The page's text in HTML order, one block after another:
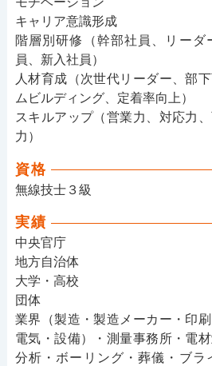
キャリア意識形成
階層別研修（幹部社員、リーダ
員、新入社員）
人材育成（次世代リーダー、部
ムビルディング、定着率向上）
スキルアップ（営業力、対応力
力）
資格
無線技士３級
実績
中央官庁
地方自治体
大学・高校
団体
業界（製造・製造メーカー・印
電気・設備）・測量事務所・電
分析・ボーリング・葬儀・ブラ